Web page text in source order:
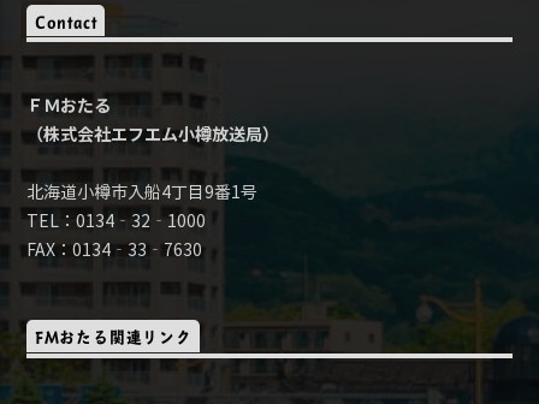
Contact
ＦＭおたる
（株式会社エフエム小樽放送局）
北海道小樽市入船4丁目9番1号
TEL：0134‐32‐1000
FAX：0134‐33‐7630
FMおたる関連リンク